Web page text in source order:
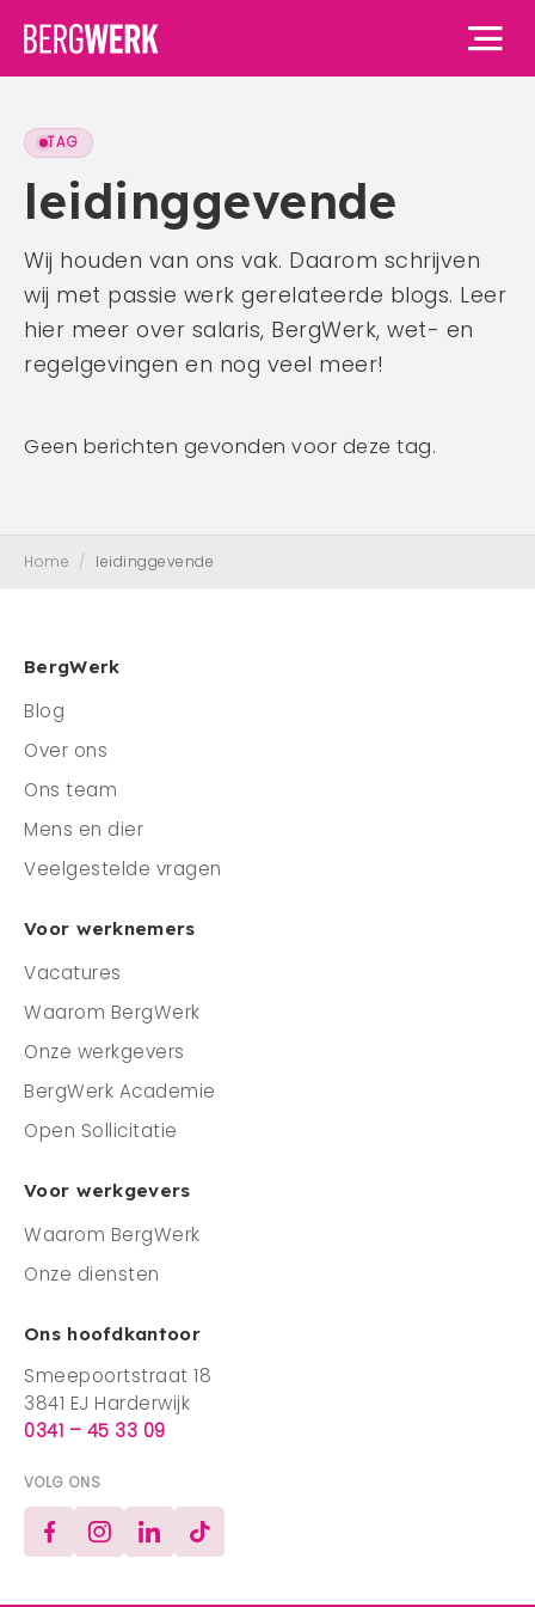
Home
Voor werknemers
Voor werknemers
BergWerk Academie
Voor werkgevers
Waarom BergWerk
Over ons
Mens en dier
CONTACT
0341 - 45 33 09
info@bergwerk.nu
TAG
leidinggevende
Wij houden van ons vak. Daarom schrijven
wij met passie werk gerelateerde blogs. Leer
hier meer over salaris, BergWerk, wet- en
regelgevingen en nog veel meer!
Geen berichten gevonden voor deze tag.
Home / leidinggevende
BergWerk
Blog
Over ons
Ons team
Mens en dier
Veelgestelde vragen
Voor werknemers
Vacatures
Waarom BergWerk
Onze werkgevers
BergWerk Academie
Open Sollicitatie
Voor werkgevers
Waarom BergWerk
Onze diensten
Ons hoofdkantoor
Smeepoortstraat 18
3841 EJ Harderwijk
0341 – 45 33 09
VOLG ONS
FacebookInstagram
LinkedInTikTok